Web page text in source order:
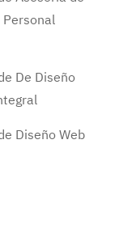
De Diseño
Diseño Web